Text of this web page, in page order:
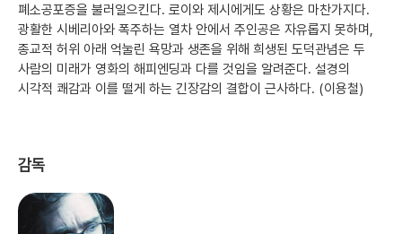
폐소공포증을 불러일으킨다. 로이와 제시에게도 상황은 마찬가지다.
광활한 시베리아와 폭주하는 열차 안에서 주인공은 자유롭지 못하며,
종교적 허위 아래 억눌린 욕망과 생존을 위해 희생된 도덕관념은 두
사람의 미래가 영화의 해피엔딩과 다를 것임을 알려준다. 설경의
시각적 쾌감과 이를 떨게 하는 긴장감의 결합이 근사하다. (이용철)
감독